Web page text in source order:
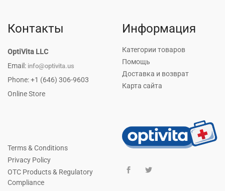
Контакты
OptiVita LLC
Email: info@optivita.us
Phone: +1 (646) 306-9603
Online Store
Информация
Категории товаров
Помощь
Доставка и возврат
Карта сайта
Terms & Conditions
Privacy Policy
OTC Products & Regulatory
Compliance